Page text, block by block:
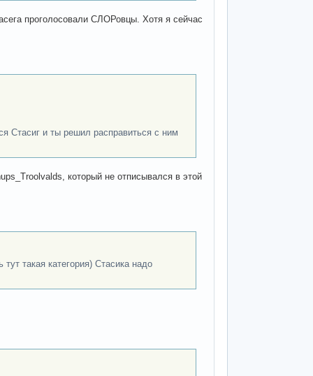
проголосовали СЛОРовцы. Хотя я сейчас
Стасиг и ты решил расправиться с ним
который не отписывался в этой
такая категория) Стасика надо